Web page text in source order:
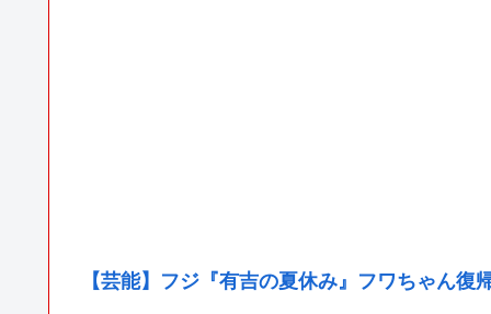
【芸能】フジ『有吉の夏休み』フワちゃん復